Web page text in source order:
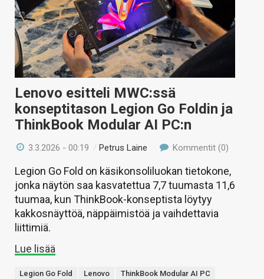
KAUPPA
VAIHDA TEEMA
HAKU
Lenovo esitteli MWC:ssä
konseptitason Legion Go Foldin ja
ThinkBook Modular AI PC:n
3.3.2026 - 00:19 /Petrus Laine Kommentit (0)
Legion Go Fold on käsikonsoliluokan tietokone,
jonka näytön saa kasvatettua 7,7 tuumasta 11,6
tuumaa, kun ThinkBook-konseptista löytyy
kakkosnäyttöä, näppäimistöä ja vaihdettavia
liittimiä.
Lue lisää
Legion Go Fold Lenovo
ThinkBook Modular AI PC